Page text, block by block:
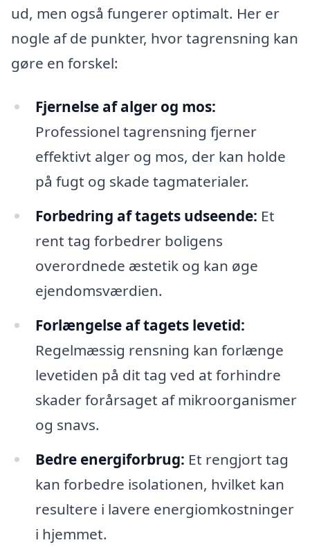
ud, men også fungerer optimalt. Her er
nogle af de punkter, hvor tagrensning kan
gøre en forskel:
Fjernelse af alger og mos:
Professionel tagrensning fjerner
effektivt alger og mos, der kan holde
på fugt og skade tagmaterialer.
Forbedring af tagets udseende: Et
rent tag forbedrer boligens
overordnede æstetik og kan øge
ejendomsværdien.
Forlængelse af tagets levetid:
Regelmæssig rensning kan forlænge
levetiden på dit tag ved at forhindre
skader forårsaget af mikroorganismer
og snavs.
Bedre energiforbrug: Et rengjort tag
kan forbedre isolationen, hvilket kan
resultere i lavere energiomkostninger
i hjemmet.